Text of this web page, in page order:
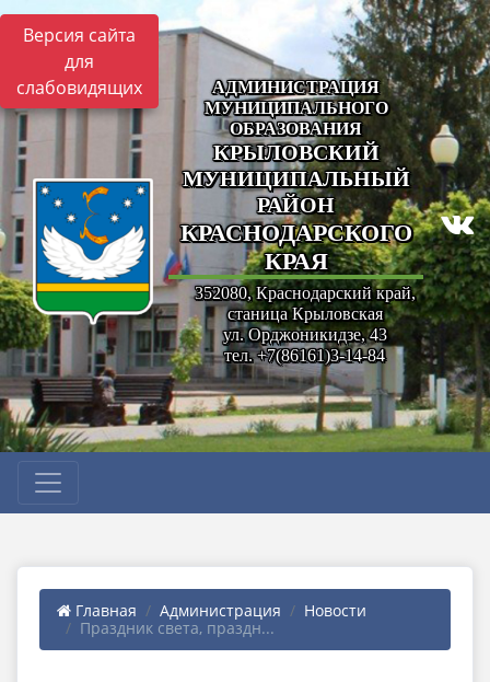
Версия сайта
для
слабовидящих
АДМИНИСТРАЦИЯ
МУНИЦИПАЛЬНОГО
ОБРАЗОВАНИЯ
КРЫЛОВСКИЙ
МУНИЦИПАЛЬНЫЙ
РАЙОН
КРАСНОДАРСКОГО
КРАЯ
352080, Краснодарский край,
станица Крыловская
ул. Орджоникидзе, 43
тел. +7(86161)3-14-84
Главная Администрация
Новости
Праздник света, праздн...